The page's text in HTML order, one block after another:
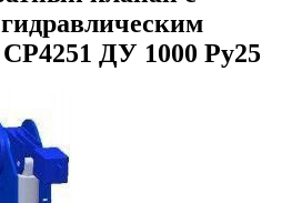
ДУ 1000 Py25